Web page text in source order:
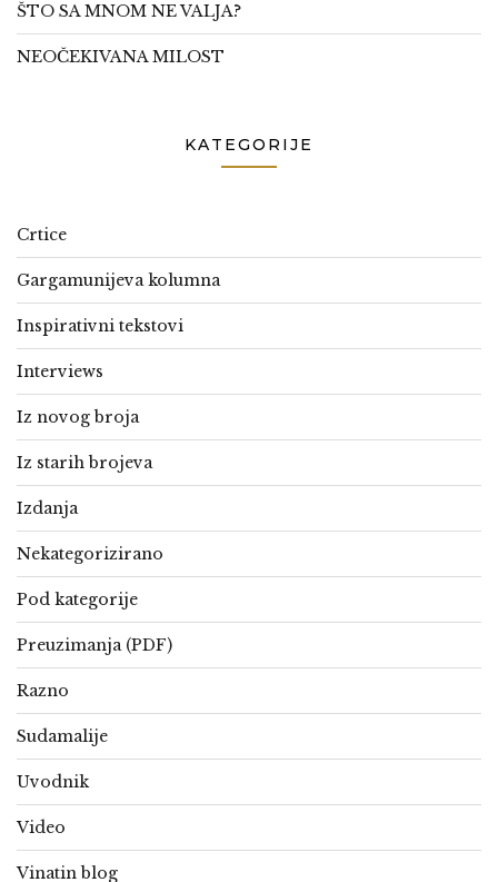
ŠTO SA MNOM NE VALJA?
NEOČEKIVANA MILOST
KATEGORIJE
Crtice
Gargamunijeva kolumna
Inspirativni tekstovi
Interviews
Iz novog broja
Iz starih brojeva
Izdanja
Nekategorizirano
Pod kategorije
Preuzimanja (PDF)
Razno
Sudamalije
Uvodnik
Video
Vinatin blog